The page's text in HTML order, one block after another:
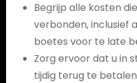
Begrijp alle kosten
verbonden, inclusief
boetes voor te late
Zorg ervoor dat u in
tijdig terug te